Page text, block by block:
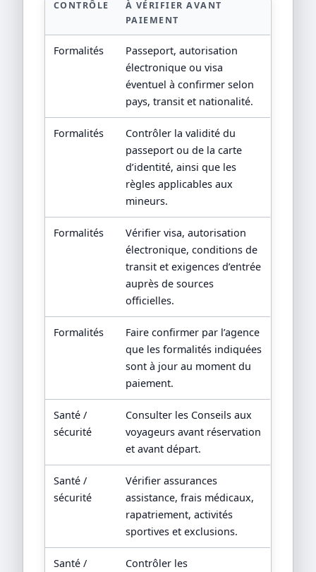
CONTRÔLE
À VÉRIFIER AVANT
PAIEMENT
Formalités
Passeport, autorisation
électronique ou visa
éventuel à confirmer selon
pays, transit et nationalité.
Formalités
Contrôler la validité du
passeport ou de la carte
d’identité, ainsi que les
règles applicables aux
mineurs.
Formalités
Vérifier visa, autorisation
électronique, conditions de
transit et exigences d’entrée
auprès de sources
officielles.
Formalités
Faire confirmer par l’agence
que les formalités indiquées
sont à jour au moment du
paiement.
Santé /
sécurité
Consulter les Conseils aux
voyageurs avant réservation
et avant départ.
Santé /
sécurité
Vérifier assurances
assistance, frais médicaux,
rapatriement, activités
sportives et exclusions.
Santé /
Contrôler les